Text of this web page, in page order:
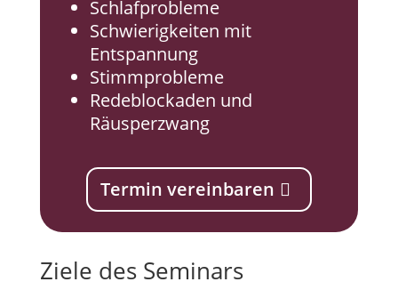
Schlafprobleme
Schwierigkeiten mit
Entspannung
Stimmprobleme
Redeblockaden und
Räusperzwang
Termin vereinbaren
Ziele des Seminars